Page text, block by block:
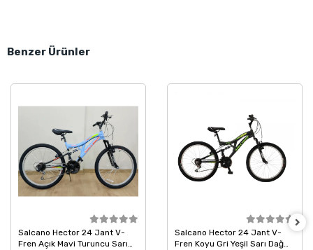
Benzer Ürünler
Salcano Hector 24 Jant V-
Fren Açık Mavi Turuncu Sarı
Salcano Hector 24 Jant V-
Fren Koyu Gri Yeşil Sarı Dağ